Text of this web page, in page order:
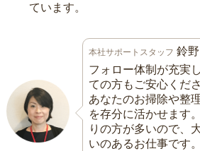
ています。
本社サポートスタッフ 鈴
フォロー体制が充実
ての方もご安心くださ
あなたのお掃除や整
を存分に活かせます
りの方が多いので、
いのあるお仕事です